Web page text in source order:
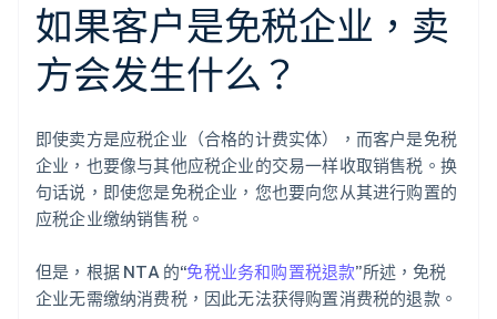
如果客户是免税企业，卖
方会发生什么？
即使卖方是应税企业（合格的计费实体），而客户是免税
企业，也要像与其他应税企业的交易一样收取销售税。换
句话说，即使您是免税企业，您也要向您从其进行购置的
应税企业缴纳销售税。
但是，根据 NTA 的“免税业务和购置税退款”所述，免税
企业无需缴纳消费税，因此无法获得购置消费税的退款。